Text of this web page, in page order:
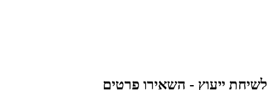
לשיחת ייעוץ - השאירו פרטים